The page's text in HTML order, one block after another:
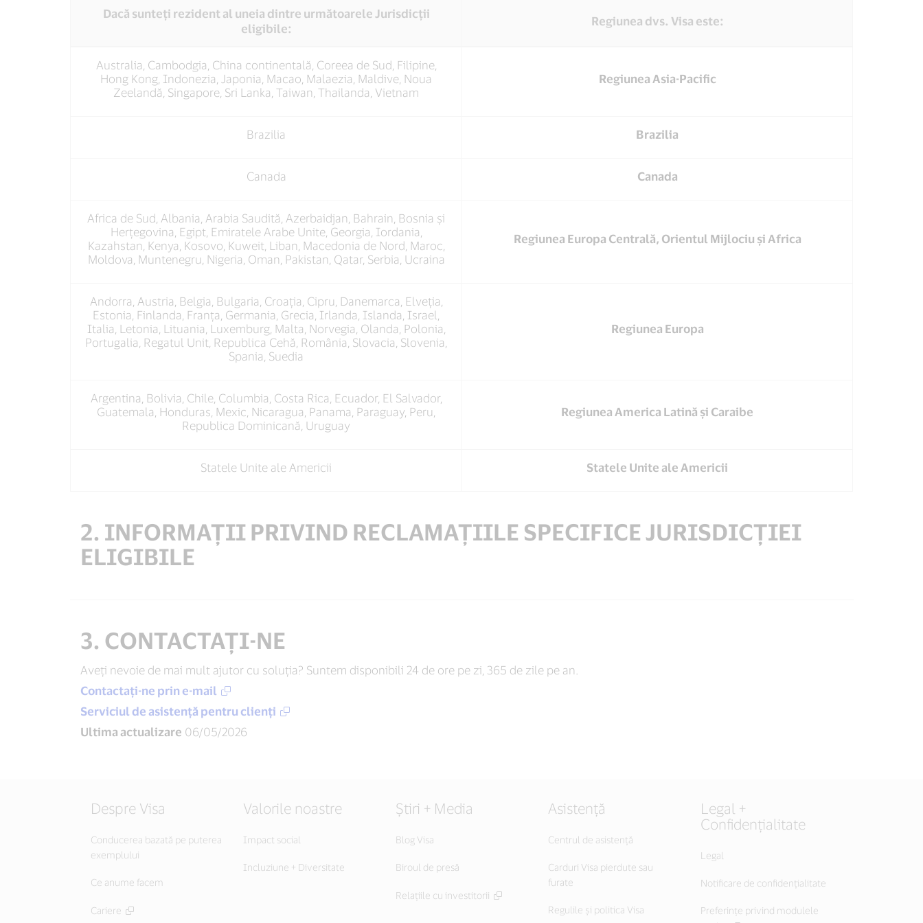
Region
Dacă sunteți rezident al uneia dintre următoarele Jurisdicții
eligibile:
Regiunea dvs. Visa este:
Australia, Cambodgia, China continentală, Coreea de Sud, Filipine,
Hong Kong, Indonezia, Japonia, Macao, Malaezia, Maldive, Noua
Zeelandă, Singapore, Sri Lanka, Taiwan, Thailanda, Vietnam
Regiunea Asia-Pacific
Brazilia Brazilia
Canada Canada
Africa de Sud, Albania, Arabia Saudită, Azerbaidjan, Bahrain, Bosnia și
Herțegovina, Egipt, Emiratele Arabe Unite, Georgia, Iordania,
Kazahstan, Kenya, Kosovo, Kuweit, Liban, Macedonia de Nord, Maroc,
Moldova, Muntenegru, Nigeria, Oman, Pakistan, Qatar, Serbia, Ucraina
Regiunea Europa Centrală, Orientul Mijlociu și Africa
Andorra, Austria, Belgia, Bulgaria, Croația, Cipru, Danemarca, Elveția,
Estonia, Finlanda, Franța, Germania, Grecia, Irlanda, Islanda, Israel,
Italia, Letonia, Lituania, Luxemburg, Malta, Norvegia, Olanda, Polonia,
Portugalia, Regatul Unit, Republica Cehă, România, Slovacia, Slovenia,
Spania, Suedia
Regiunea Europa
Argentina, Bolivia, Chile, Columbia, Costa Rica, Ecuador, El Salvador,
Guatemala, Honduras, Mexic, Nicaragua, Panama, Paraguay, Peru,
Republica Dominicană, Uruguay
Regiunea America Latină și Caraibe
Statele Unite ale Americii Statele Unite ale Americii
2. INFORMAȚII PRIVIND RECLAMAȚIILE SPECIFICE JURISDICȚIEI
ELIGIBILE
3. CONTACTAȚI-NE
Aveți nevoie de mai mult ajutor cu soluția? Suntem disponibili 24 de ore pe zi, 365 de zile pe an.
Contactați-ne prin e-mail
Serviciul de asistență pentru clienți
Ultima actualizare 06/05/2026
Despre Visa
Conducerea bazată pe puterea
exemplului
Ce anume facem
Cariere
Valorile noastre
Impact social
Incluziune + Diversitate
Știri + Media
Blog Visa
Biroul de presă
Relațiile cu investitorii
Asistență
Centrul de asistență
Carduri Visa pierdute sau
furate
Regulile și politica Visa
Legal +
Confidențialitate
Legal
Notificare de confidențialitate
Preferințe privind modulele